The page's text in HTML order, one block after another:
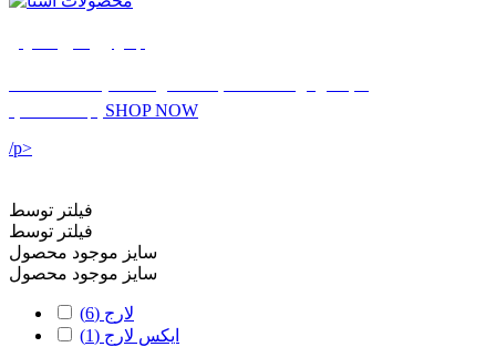
SHOP NOW
/p>
فیلتر توسط
فیلتر توسط
سایز موجود محصول
سایز موجود محصول
لارج (6)
ایکس لارج (1)